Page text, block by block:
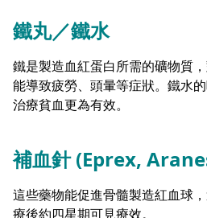
鐵丸／鐵水
鐵是製造血紅蛋白所需的礦物質
能導致疲勞、頭暈等症狀。鐵水
治療貧血更為有效。
補血針 (Eprex,
這些藥物能促進骨髓製造紅血球
療後約四星期可見療效。